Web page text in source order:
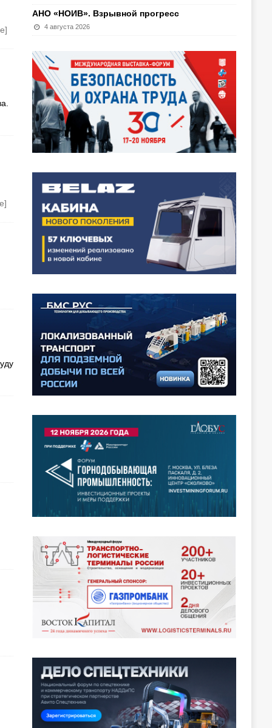
АНО «НОИВ». Взрывной прогресс
4 августа 2026